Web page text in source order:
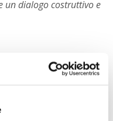
un dialogo costruttivo e